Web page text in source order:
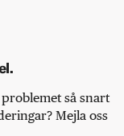
så snart
Mejla oss